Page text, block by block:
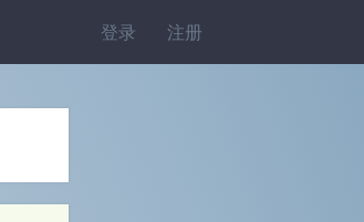
登录 注册